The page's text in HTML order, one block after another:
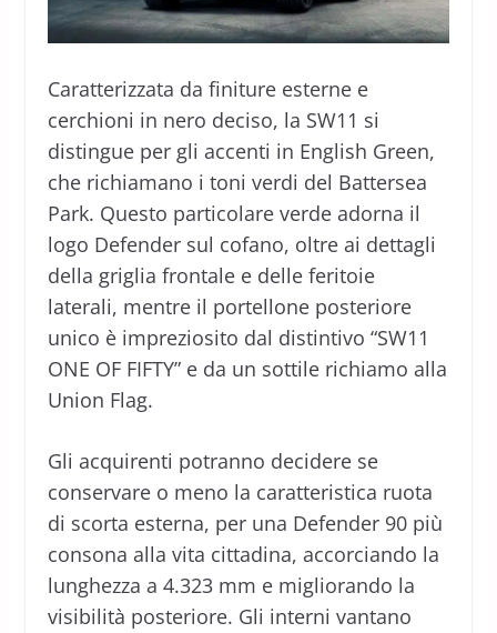
Caratterizzata da finiture esterne e
cerchioni in nero deciso, la SW11 si
distingue per gli accenti in English Green,
che richiamano i toni verdi del Battersea
Park. Questo particolare verde adorna il
logo Defender sul cofano, oltre ai dettagli
della griglia frontale e delle feritoie
laterali, mentre il portellone posteriore
unico è impreziosito dal distintivo “SW11
ONE OF FIFTY” e da un sottile richiamo alla
Union Flag.
Gli acquirenti potranno decidere se
conservare o meno la caratteristica ruota
di scorta esterna, per una Defender 90 più
consona alla vita cittadina, accorciando la
lunghezza a 4.323 mm e migliorando la
visibilità posteriore. Gli interni vantano